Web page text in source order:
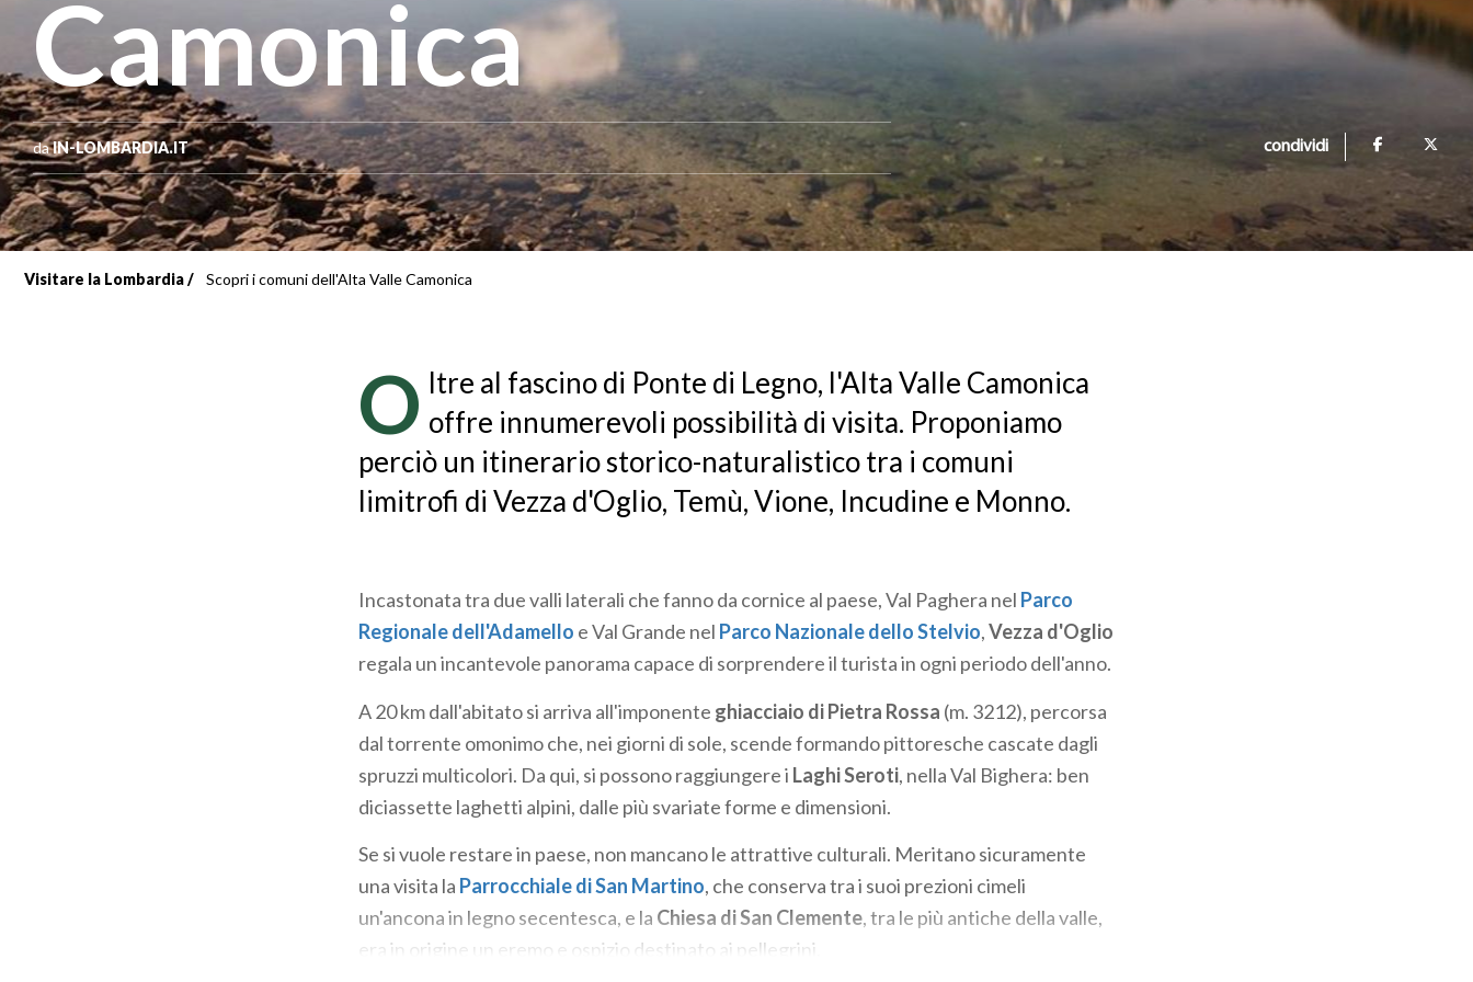
Camonica
daIN-LOMBARDIA.IT condividi
Visitare la Lombardia Scopri i comuni dell'Alta Valle Camonica
O ltre al fascino di Ponte di Legno, l'Alta Valle Camonica
offre innumerevoli possibilità di visita. Proponiamo
perciò un itinerario storico-naturalistico tra i comuni
limitrofi di Vezza d'Oglio, Temù, Vione, Incudine e Monno.
Incastonata tra due valli laterali che fanno da cornice al paese, Val Paghera nel Parco
Regionale dell'Adamello e Val Grande nel Parco Nazionale dello Stelvio,Vezza d'Oglio
regala un incantevole panorama capace di sorprendere il turista in ogni periodo dell'anno.
A 20 km dall'abitato si arriva all'imponente ghiacciaio di Pietra Rossa (m. 3212), percorsa
dal torrente omonimo che, nei giorni di sole, scende formando pittoresche cascate dagli
spruzzi multicolori. Da qui, si possono raggiungere i Laghi Seroti, nella Val Bighera: ben
diciassette laghetti alpini, dalle più svariate forme e dimensioni.
Se si vuole restare in paese, non mancano le attrattive culturali. Meritano sicuramente
una visita la Parrocchiale di San Martino, che conserva tra i suoi prezioni cimeli
un'ancona in legno secentesca, e la Chiesa di San Clemente, tra le più antiche della valle,
era in origine un eremo e ospizio destinato ai pellegrini.